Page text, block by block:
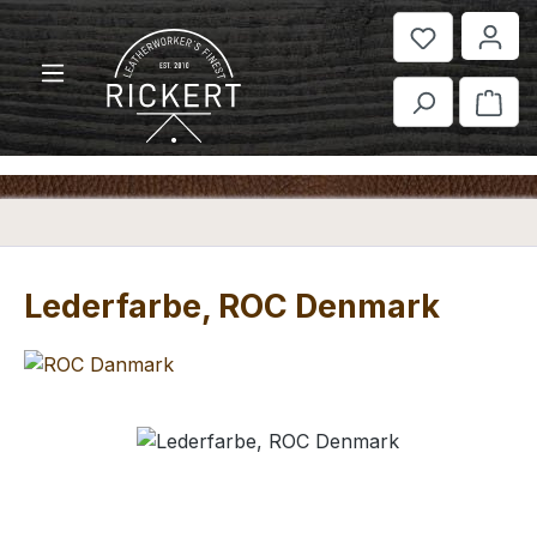
Zum Hauptinhalt springen
Lederfarbe, ROC Denmark
Bildergalerie überspringen